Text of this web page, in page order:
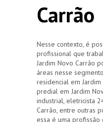
Carrão
Nesse contexto, é
profissional que
Jardim Novo Carrão
áreas nesse
residencial em
predial em Jardim
industrial, eletricista
Carrão, entre outras
essa é uma